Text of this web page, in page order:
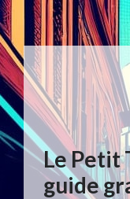
Aller
au
contenu
Le Petit
guide